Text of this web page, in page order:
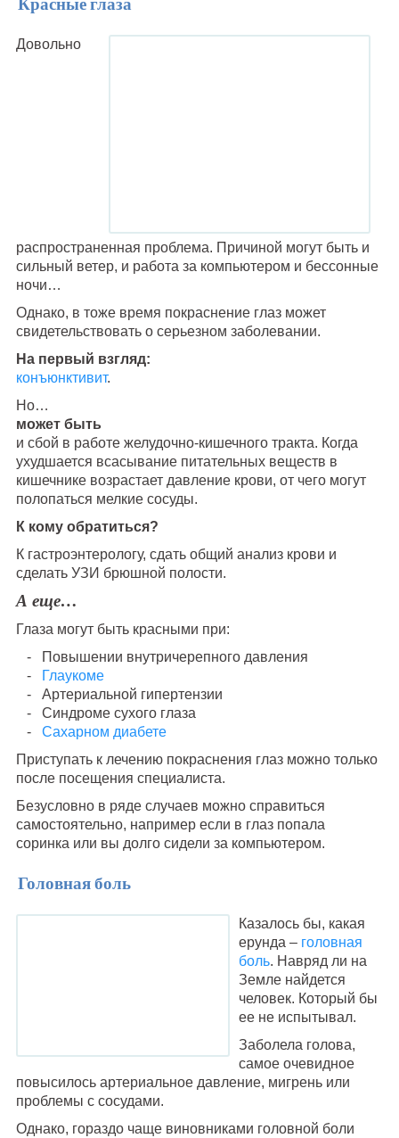
Красные глаза
Довольно
распространенная проблема. Причиной могут быть и
сильный ветер, и работа за компьютером и бессонные
ночи…
Однако, в тоже время покраснение глаз может
свидетельствовать о серьезном заболевании.
На первый взгляд:
конъюнктивит.
Но…
может быть
и сбой в работе желудочно-кишечного тракта. Когда
ухудшается всасывание питательных веществ в
кишечнике возрастает давление крови, от чего могут
полопаться мелкие сосуды.
К кому обратиться?
К гастроэнтерологу, сдать общий анализ крови и
сделать УЗИ брюшной полости.
А еще…
Глаза могут быть красными при:
Повышении внутричерепного давления
Глаукоме
Артериальной гипертензии
Синдроме сухого глаза
Сахарном диабете
Приступать к лечению покраснения глаз можно только
после посещения специалиста.
Безусловно в ряде случаев можно справиться
самостоятельно, например если в глаз попала
соринка или вы долго сидели за компьютером.
Головная боль
Казалось бы, какая
ерунда – головная
боль. Навряд ли на
Земле найдется
человек. Который бы
ее не испытывал.
Заболела голова,
самое очевидное
повысилось артериальное давление, мигрень или
проблемы с сосудами.
Однако, гораздо чаще виновниками головной боли